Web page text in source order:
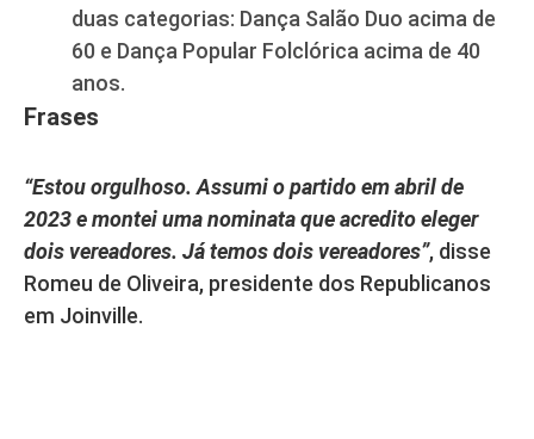
duas categorias: Dança Salão Duo acima de
60 e Dança Popular Folclórica acima de 40
anos.
Frases
“Estou orgulhoso. Assumi o partido em abril de
2023 e montei uma nominata que acredito eleger
dois vereadores. Já temos dois vereadores”, disse
Romeu de Oliveira, presidente dos Republicanos
em Joinville.